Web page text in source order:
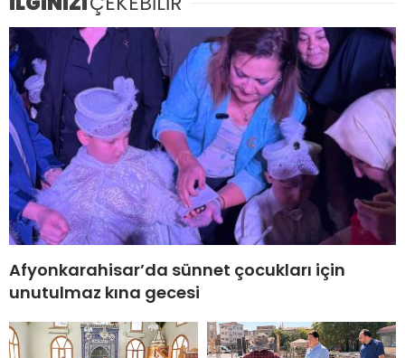
Afyonkarahisar’da sünnet çocukları için
unutulmaz kına gecesi